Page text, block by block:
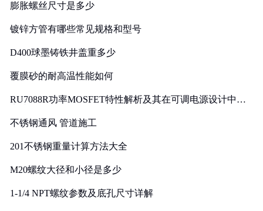
膨胀螺丝尺寸是多少
镀锌方管有哪些常见规格和型号
D400球墨铸铁井盖重多少
覆膜砂的耐高温性能如何
RU7088R功率MOSFET特性解析及其在可调电源设计中的
不锈钢通风 管道施工
201不锈钢重量计算方法大全
M20螺纹大径和小径是多少
1-1/4 NPT螺纹参数及底孔尺寸详解